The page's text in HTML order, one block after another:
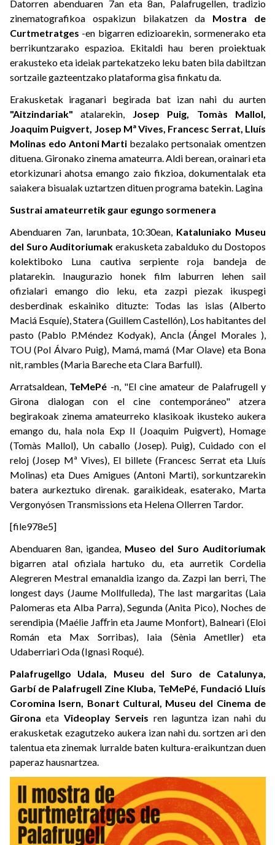
Datorren abenduaren 7an eta 8an, Palafrugellen, tradizio
zinematografikoa ospakizun bilakatzen da Mostra de
Curtmetratges -en bigarren edizioarekin, sormenerako eta
berrikuntzarako espazioa. Ekitaldi hau beren proiektuak
erakusteko eta ideiak partekatzeko leku baten bila dabiltzan
sortzaile gazteentzako plataforma gisa finkatu da.
Erakusketak iraganari begirada bat izan nahi du aurten
"Aitzindariak" atalarekin, Josep Puig, Tomàs Mallol,
Joaquim Puigvert, Josep Mª Vives, Francesc Serrat, Lluís
Molinas edo Antoni Marti bezalako pertsonaiak omentzen
dituena. Gironako zinema amateurra. Aldi berean, orainari eta
etorkizunari ahotsa emango zaio fikzioa, dokumentalak eta
saiakera bisualak uztartzen dituen programa batekin. Lagina
Sustrai amateurretik gaur egungo sormenera
Abenduaren 7an, larunbata, 10:30ean, Kataluniako Museu
del Suro Auditoriumak erakusketa zabalduko du Dostopos
kolektiboko Luna cautiva serpiente roja bandeja de
platarekin. Inaugurazio honek film laburren lehen sail
ofizialari emango dio leku, eta zazpi piezak ikuspegi
desberdinak eskainiko dituzte: Todas las islas (Alberto
Maciá Esquíe), Statera (Guillem Castellón), Los habitantes del
pasto (Pablo P.Méndez Kodyak), Ancla (Ángel Morales ),
TOU (Pol Álvaro Puig), Mamá, mamá (Mar Olave) eta Bona
nit, rambles (Maria Bareche eta Clara Barfull).
Arratsaldean, TeMePé -n, "El cine amateur de Palafrugell y
Girona dialogan con el cine contemporáneo" atzera
begirakoak zinema amateurreko klasikoak ikusteko aukera
emango du, hala nola Exp II (Joaquim Puigvert), Homage
(Tomàs Mallol), Un caballo (Josep). Puig), Cuidado con el
reloj (Josep Mª Vives), El billete (Francesc Serrat eta Lluís
Molinas) eta Dues Amigues (Antoni Marti), sorkuntzarekin
batera aurkeztuko direnak. garaikideak, esaterako, Marta
Vergonyósen Transmissions eta Helena Ollerren Tardor.
[file978e5]
Abenduaren 8an, igandea, Museo del Suro Auditoriumak
bigarren atal ofiziala hartuko du, eta aurretik Cordelia
Alegreren Mestral emanaldia izango da. Zazpi lan berri, The
longest days (Jaume Mollfulleda), The last margaritas (Laia
Palomeras eta Alba Parra), Segunda (Anita Pico), Noches de
serendipia (Maélie Jaﬀrin eta Jaume Monfort), Balneari (Eloi
Román eta Max Sorribas), Iaia (Sènia Ametller) eta
Udaberriari Oda (Ignasi Roqué).
Palafrugellgo Udala, Museu del Suro de Catalunya,
Garbí de Palafrugell Zine Kluba, TeMePé, Fundació Lluís
Coromina Isern, Bonart Cultural, Museu del Cinema de
Girona eta Videoplay Serveis ren laguntza izan nahi du
erakusketak ezagutzeko aukera izan nahi du. sortzen ari den
talentua eta zinemak lurralde baten kultura-eraikuntzan duen
paperaz hausnartzea.